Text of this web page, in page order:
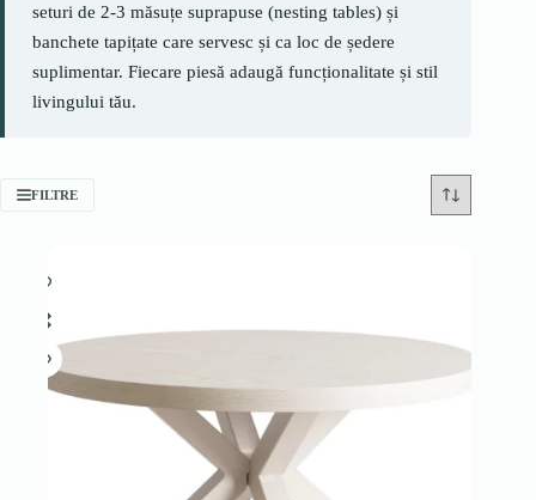
seturi de 2-3 măsuțe suprapuse (nesting tables) și
banchete tapițate care servesc și ca loc de ședere
suplimentar. Fiecare piesă adaugă funcționalitate și stil
livingului tău.
FILTRE